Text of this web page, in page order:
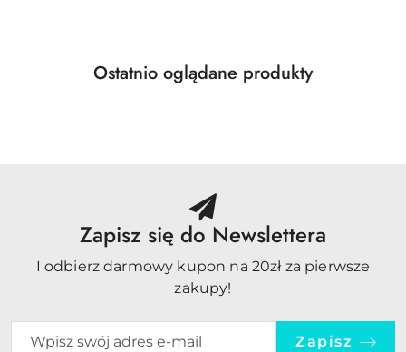
Pomiń karuzelę produktów
Produkty
Ostatnio oglądane produkty
Zapisz się do Newslettera
I odbierz darmowy kupon na 20zł za pierwsze
zakupy!
Zapisz